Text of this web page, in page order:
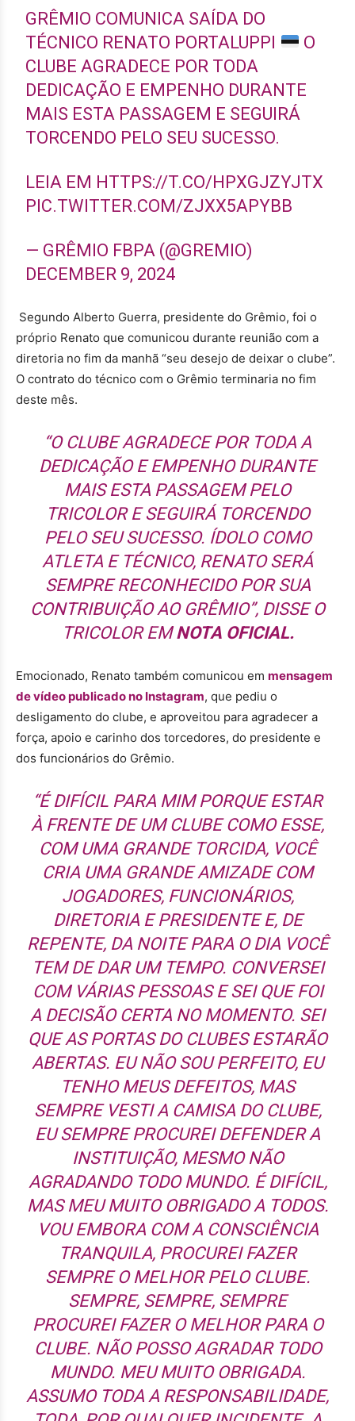
GRÊMIO COMUNICA SAÍDA DO
TÉCNICO RENATO PORTALUPPI
O
CLUBE AGRADECE POR TODA
DEDICAÇÃO E EMPENHO DURANTE
MAIS ESTA PASSAGEM E SEGUIRÁ
TORCENDO PELO SEU SUCESSO.
LEIA EM HTTPS://T.CO/HPXGJZYJTX
PIC.TWITTER.COM/ZJXX5APYBB
— GRÊMIO FBPA (@GREMIO)
DECEMBER 9, 2024
Segundo Alberto Guerra, presidente do Grêmio, foi o
próprio Renato que comunicou durante reunião com a
diretoria no fim da manhã “seu desejo de deixar o clube”.
O contrato do técnico com o Grêmio terminaria no fim
deste mês.
“O CLUBE AGRADECE POR TODA A
DEDICAÇÃO E EMPENHO DURANTE
MAIS ESTA PASSAGEM PELO
TRICOLOR E SEGUIRÁ TORCENDO
PELO SEU SUCESSO. ÍDOLO COMO
ATLETA E TÉCNICO, RENATO SERÁ
SEMPRE RECONHECIDO POR SUA
CONTRIBUIÇÃO AO GRÊMIO”, DISSE O
TRICOLOR EMNOTA OFICIAL.
Emocionado, Renato também comunicou em mensagem
de vídeo publicado no Instagram, que pediu o
desligamento do clube, e aproveitou para agradecer a
força, apoio e carinho dos torcedores, do presidente e
dos funcionários do Grêmio.
“É DIFÍCIL PARA MIM PORQUE ESTAR
À FRENTE DE UM CLUBE COMO ESSE,
COM UMA GRANDE TORCIDA, VOCÊ
CRIA UMA GRANDE AMIZADE COM
JOGADORES, FUNCIONÁRIOS,
DIRETORIA E PRESIDENTE E, DE
REPENTE, DA NOITE PARA O DIA VOCÊ
TEM DE DAR UM TEMPO. CONVERSEI
COM VÁRIAS PESSOAS E SEI QUE FOI
A DECISÃO CERTA NO MOMENTO. SEI
QUE AS PORTAS DO CLUBES ESTARÃO
ABERTAS. EU NÃO SOU PERFEITO, EU
TENHO MEUS DEFEITOS, MAS
SEMPRE VESTI A CAMISA DO CLUBE,
EU SEMPRE PROCUREI DEFENDER A
INSTITUIÇÃO, MESMO NÃO
AGRADANDO TODO MUNDO. É DIFÍCIL,
MAS MEU MUITO OBRIGADO A TODOS.
VOU EMBORA COM A CONSCIÊNCIA
TRANQUILA, PROCUREI FAZER
SEMPRE O MELHOR PELO CLUBE.
SEMPRE, SEMPRE, SEMPRE
PROCUREI FAZER O MELHOR PARA O
CLUBE. NÃO POSSO AGRADAR TODO
MUNDO. MEU MUITO OBRIGADA.
ASSUMO TODA A RESPONSABILIDADE,